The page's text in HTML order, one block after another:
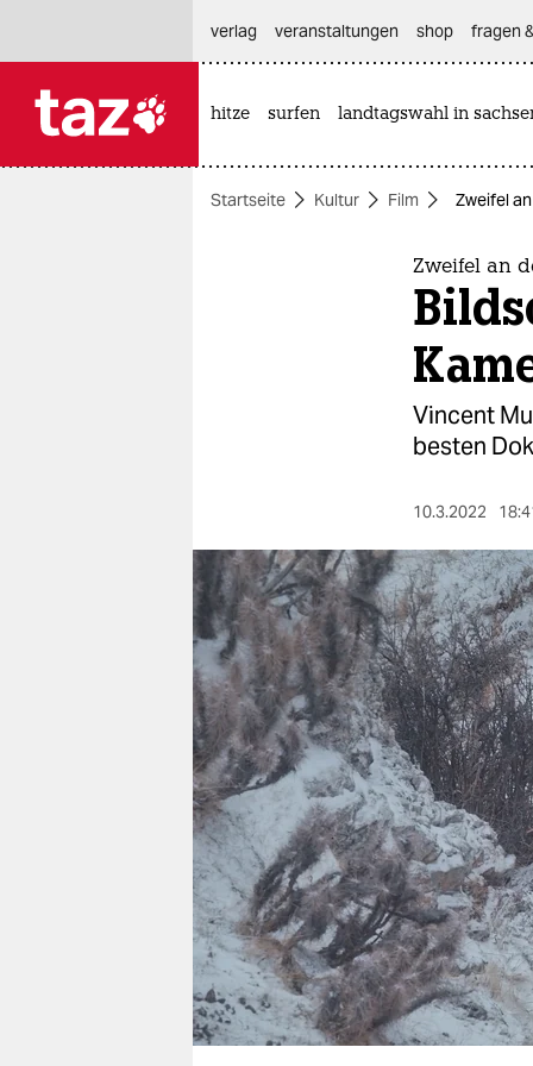
themen
nord
wahrheit
verlag
verlag
veranstaltungen
shop
fragen & hilfe
unterstützen
abo
genossenschaft
verlag
veranstaltungen shop fragen
hitze surfen landtagswahl in
Startseite Kultur Film Zweifel
Zweifel an
Vincent
besten
10.3.2022